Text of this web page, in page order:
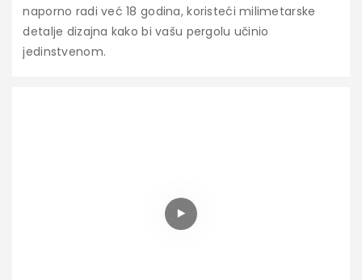
naporno radi već 18 godina, koristeći milimetarske
detalje dizajna kako bi vašu pergolu učinio
jedinstvenom.